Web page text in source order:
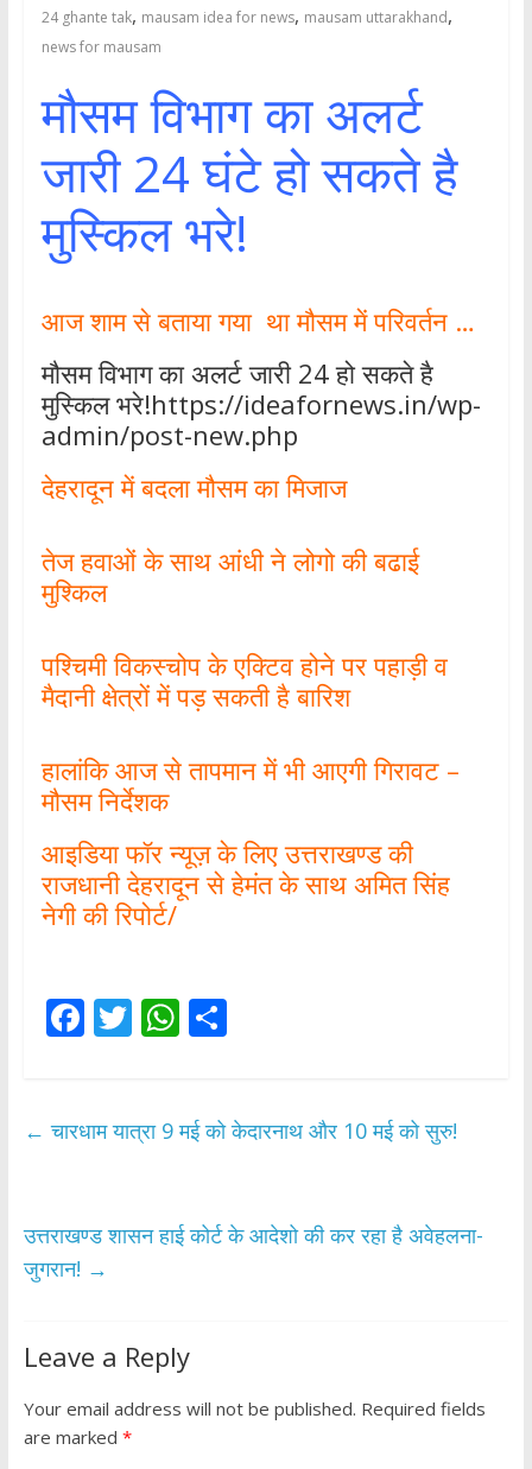
24 ghante tak, mausam idea for news, mausam uttarakhand,
news for mausam
मौसम विभाग का अलर्ट
जारी 24 घंटे हो सकते है
मुस्किल भरे!
आज शाम से बताया गया था मौसम में परिवर्तन …
मौसम विभाग का अलर्ट जारी 24 हो सकते है
मुस्किल भरे!https://ideafornews.in/wp-
admin/post-new.php
देहरादून में बदला मौसम का मिजाज
तेज हवाओं के साथ आंधी ने लोगो की बढाई
मुश्किल
पश्चिमी विकस्चोप के एक्टिव होने पर पहाड़ी व
मैदानी क्षेत्रों में पड़ सकती है बारिश
हालांकि आज से तापमान में भी आएगी गिरावट –
मौसम निर्देशक
आइडिया फॉर न्यूज़ के लिए उत्तराखण्ड की
राजधानी देहरादून से हेमंत के साथ अमित सिंह
नेगी की रिपोर्ट/
F
b
k
T
er
W
s
p
S
e
← चारधाम यात्रा 9 मई को केदारनाथ और 10 मई को सुरु!
उत्तराखण्ड शासन हाई कोर्ट के आदेशो की कर रहा है अवेहलना-
जुगरान! →
Leave a Reply
Your email address will not be published. Required fields
are marked *